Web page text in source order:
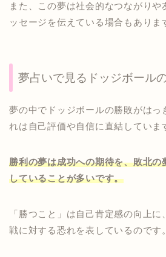
また、この夢は社会的なつながりや
ッセージを伝えている場合もありま
夢占いで見るドッジボール
夢の中でドッジボールの勝敗がはっ
れは自己評価や自信に直結していま
勝利の夢は成功への期待を、敗北の
していることが多いです。
「勝つこと」は自己肯定感の向上
戦に対する恐れを表しているのです。